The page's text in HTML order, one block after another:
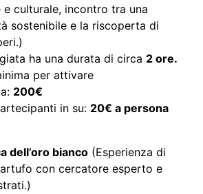
e culturale, incontro tra una
sostenibile e la riscoperta di
ha una durata di circa 2 ore.
per attivare
200€
in su: 20€ a persona
dell’oro bianco (Esperienza di
con cercatore esperto e